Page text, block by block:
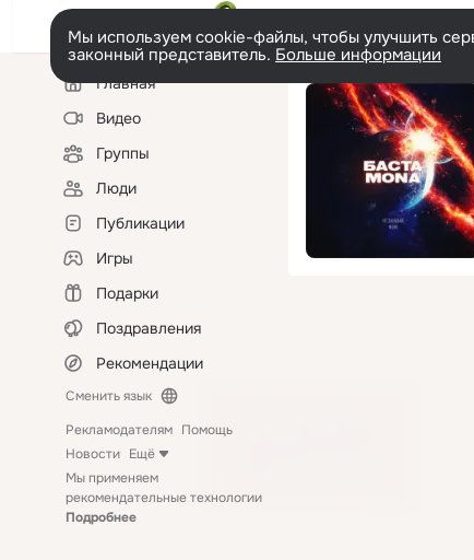
Мы используем cookie-файлы, чтобы улучшить
законный представитель. Больше информации
Левая
колонкаГлавная
Видео
Группы
Люди
Публикации
Игры
Подарки
Поздравления
Рекомендации
Сменить язык
Рекламодателям Помощь
Новости Ещё
Мы применяем
рекомендательные технологии
Подробнее